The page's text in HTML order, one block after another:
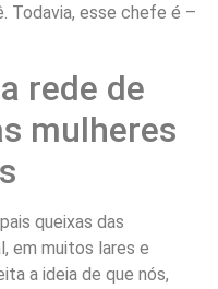
Todavia, esse chefe é –
rede de
mulheres
queixas das
em muitos lares e
a ideia de que nós,